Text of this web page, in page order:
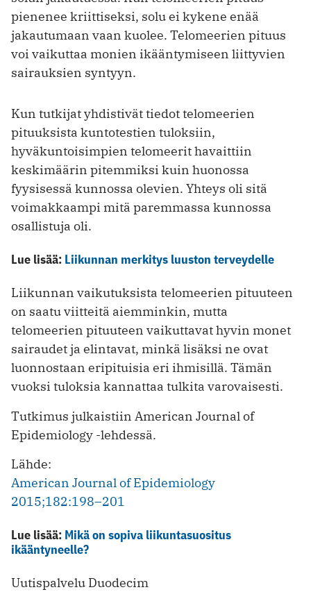
pienenee kriittiseksi, solu ei kykene enää
jakautumaan vaan kuolee. Telomeerien pituus
voi vaikuttaa monien ikääntymiseen liittyvien
sairauksien syntyyn.
Kun tutkijat yhdistivät tiedot telomeerien
pituuksista kuntotestien tuloksiin,
hyväkuntoisimpien telomeerit havaittiin
keskimäärin pitemmiksi kuin huonossa
fyysisessä kunnossa olevien. Yhteys oli sitä
voimakkaampi mitä paremmassa kunnossa
osallistuja oli.
Lue lisää: Liikunnan merkitys luuston terveydelle
Liikunnan vaikutuksista telomeerien pituuteen
on saatu viitteitä aiemminkin, mutta
telomeerien pituuteen vaikuttavat hyvin monet
sairaudet ja elintavat, minkä lisäksi ne ovat
luonnostaan eripituisia eri ihmisillä. Tämän
vuoksi tuloksia kannattaa tulkita varovaisesti.
Tutkimus julkaistiin American Journal of
Epidemiology -lehdessä.
Lähde:
American Journal of Epidemiology
2015;182:198–201
Lue lisää: Mikä on sopiva liikuntasuositus
ikääntyneelle?
Uutispalvelu Duodecim